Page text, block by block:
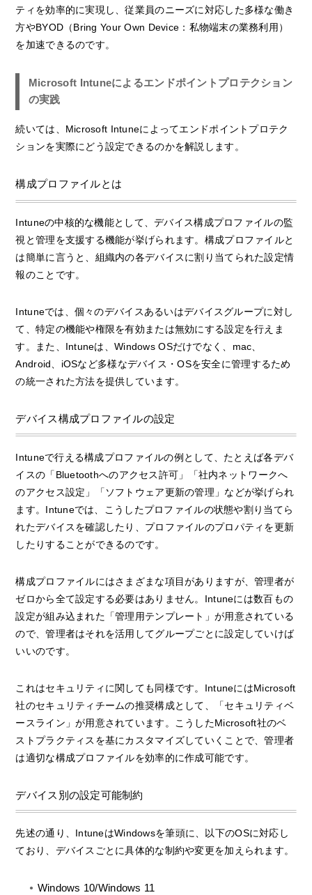
ティを効率的に実現し、従業員のニーズに対応した多様な働き
方やBYOD（Bring Your Own Device：私物端末の業務利用）
を加速できるのです。
Microsoft Intuneによるエンドポイントプロテクション
の実践
続いては、Microsoft Intuneによってエンドポイントプロテク
ションを実際にどう設定できるのかを解説します。
構成プロファイルとは
Intuneの中核的な機能として、デバイス構成プロファイルの監
視と管理を支援する機能が挙げられます。構成プロファイルと
は簡単に言うと、組織内の各デバイスに割り当てられた設定情
報のことです。
Intuneでは、個々のデバイスあるいはデバイスグループに対し
て、特定の機能や権限を有効または無効にする設定を行えま
す。また、Intuneは、Windows OSだけでなく、mac、
Android、iOSなど多様なデバイス・OSを安全に管理するため
の統一された方法を提供しています。
デバイス構成プロファイルの設定
Intuneで行える構成プロファイルの例として、たとえば各デバ
イスの「Bluetoothへのアクセス許可」「社内ネットワークへ
のアクセス設定」「ソフトウェア更新の管理」などが挙げられ
ます。Intuneでは、こうしたプロファイルの状態や割り当てら
れたデバイスを確認したり、プロファイルのプロパティを更新
したりすることができるのです。
構成プロファイルにはさまざまな項目がありますが、管理者が
ゼロから全て設定する必要はありません。Intuneには数百もの
設定が組み込まれた「管理用テンプレート」が用意されている
ので、管理者はそれを活用してグループごとに設定していけば
いいのです。
これはセキュリティに関しても同様です。IntuneにはMicrosoft
社のセキュリティチームの推奨構成として、「セキュリティベ
ースライン」が用意されています。こうしたMicrosoft社のベ
ストプラクティスを基にカスタマイズしていくことで、管理者
は適切な構成プロファイルを効率的に作成可能です。
デバイス別の設定可能制約
先述の通り、IntuneはWindowsを筆頭に、以下のOSに対応し
ており、デバイスごとに具体的な制約や変更を加えられます。
Windows 10/Windows 11